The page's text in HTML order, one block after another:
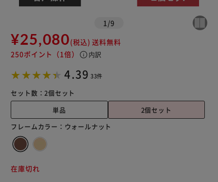
1 /9
¥25,080(税込) 送料無料
250ポイント （1倍） info 内訳
4.39 33件
セット数： 2個セット
単品
2個セット
フレームカラー： ウォールナット
在庫切れ